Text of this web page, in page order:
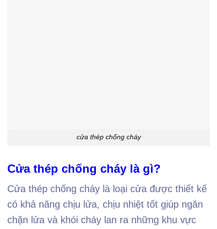
cửa thép chống cháy
Cửa thép chống cháy là gì?
Cửa thép chống cháy là loại cửa được thiết kế
có khả năng chịu lửa, chịu nhiệt tốt giúp ngăn
chặn lửa và khói cháy lan ra những khu vực